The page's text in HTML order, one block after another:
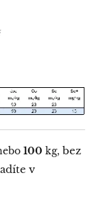
100 kg, bez
v